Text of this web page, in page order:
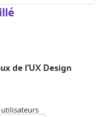
de l'UX Design
utilisateurs